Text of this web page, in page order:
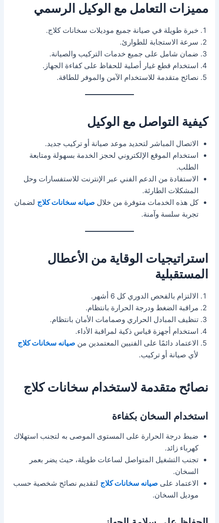
مميزات التعامل مع الوكيل الرسمي
خبرة طويلة في صيانة جميع موديلات سخانات كلاج.
سرعة الاستجابة للطوارئ.
ضمان شامل على جميع خدمات التركيب والصيانة.
استخدام قطع غيار أصلية للحفاظ على كفاءة الجهاز.
نصائح متقدمة للاستخدام الآمن والموفر للطاقة.
كيفية التواصل مع الوكيل
الاتصال المباشر لتحديد موعد صيانة أو تركيب جديد.
استخدام الموقع الإلكتروني لحجز الخدمة بسهولة ومتابعة
الطلب.
الاستفادة من الدعم الفني عبر الإنترنت للاستفسارات وحل
المشكلات الطارئة.
كل هذه الخدمات متوفرة من خلالصيانه سخانات كلاج لضمان
تجربة سلسة وآمنة.
استراتيجيات الوقاية من الأعطال
المستقبلية
الالتزام بالفحص الدوري كل 6 أشهر.
مراقبة الضغط ودرجة الحرارة بانتظام.
تنظيف المبادل الحراري وصمامات الأمان بانتظام.
استخدام أجهزة قياس ذكية لمراقبة الأداء.
الاعتماد دائمًا على الفنيين المعتمدين منصيانه سخانات كلاج
لأي صيانة أو تركيب.
نصائح متقدمة لاستخدام سخانات كلاج
استخدام السخان بكفاءة
ضبط درجة الحرارة على المستوى الموصى به لتجنب استهلاك
كهرباء زائد.
تجنب التشغيل المتواصل لساعات طويلة، حيث يضر بعمر
السخان.
الاعتماد علىصيانه سخانات كلاج لتقديم نصائح شخصية حسب
موديل السخان.